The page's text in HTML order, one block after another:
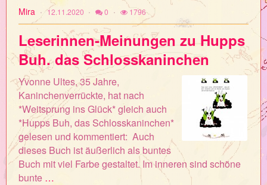
Mira 12.11.2020 0 1796
Leserinnen-Meinungen zu Hupps
Buh. das Schlosskaninchen
Yvonne Ultes, 35 Jahre,
Kaninchenverrückte, hat nach
*Weitsprung ins Glück* gleich auch
*Hupps Buh, das Schlosskaninchen*
gelesen und kommentiert: Auch
dieses Buch ist äußerlich als buntes
Buch mit viel Farbe gestaltet. Im inneren sind schöne
bunte …